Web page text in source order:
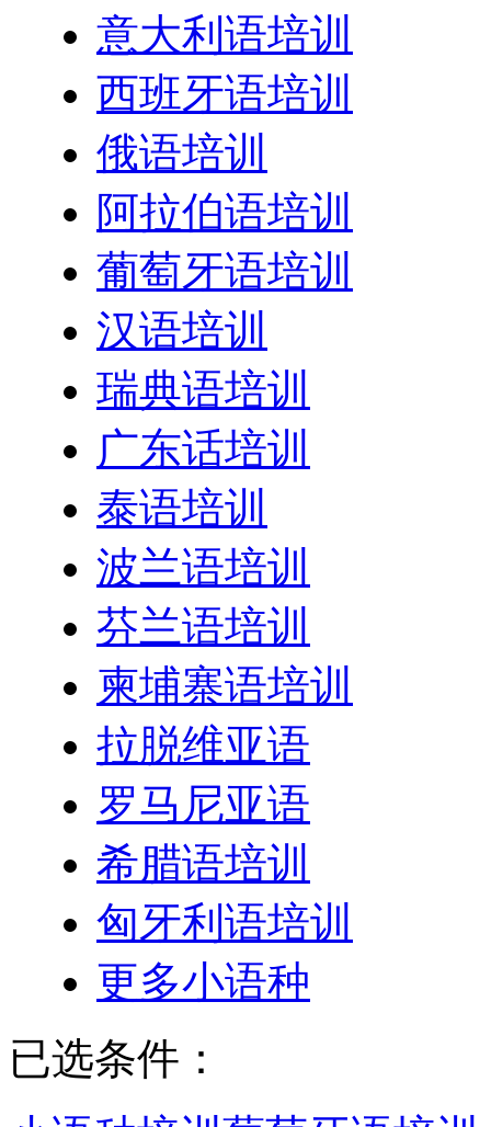
意大利语培训
西班牙语培训
俄语培训
阿拉伯语培训
葡萄牙语培训
汉语培训
瑞典语培训
广东话培训
泰语培训
波兰语培训
芬兰语培训
柬埔寨语培训
拉脱维亚语
罗马尼亚语
希腊语培训
匈牙利语培训
更多小语种
已选条件：